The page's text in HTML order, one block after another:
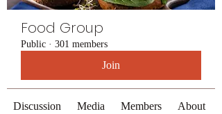
Food Group
Public · 301 members
Join
Discussion Media Members About